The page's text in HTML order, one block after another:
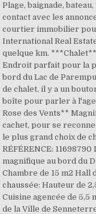
Plage, baignade,
contact avec les
courtier immobilier
International Real
quelque km.
Endroit parfait pour la
bord du Lac de
de chalet, il y a un
boîte pour parler à
Rose des Vents**
cachet, pour se
le plus grand choix de
RÉFÉRENCE:
magnifique au bord du
Chambre de 15 m2 Hall
chaussée: Hauteur de
Cuisine agencée de 5,5
de la Ville de